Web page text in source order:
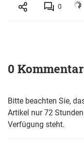
0
0
Bitte beachten Sie,
Artikel nur 72
Verfügung steht.